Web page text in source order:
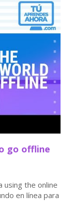
go offline
using the online
en línea para